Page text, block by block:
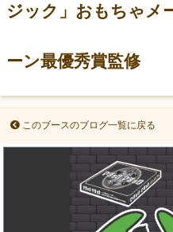
ジック」おもちゃメ
ーン最優秀賞監修
このブースのブログ一覧に戻る